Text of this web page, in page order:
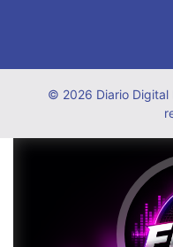
© 2026 Diario Digital